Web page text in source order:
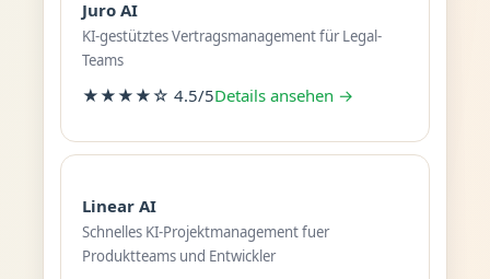
Juro AI
KI-gestütztes Vertragsmanagement für Legal-
Teams
★★★★☆ 4.5/5Details ansehen →
Linear AI
Schnelles KI-Projektmanagement fuer
Produktteams und Entwickler